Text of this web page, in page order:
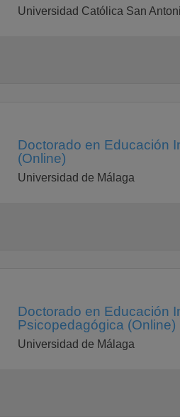
Universidad Católica San
Doctorado en Educación
(Online)
Universidad de Málaga
Doctorado en Educación
Psicopedagógica (Online)
Universidad de Málaga